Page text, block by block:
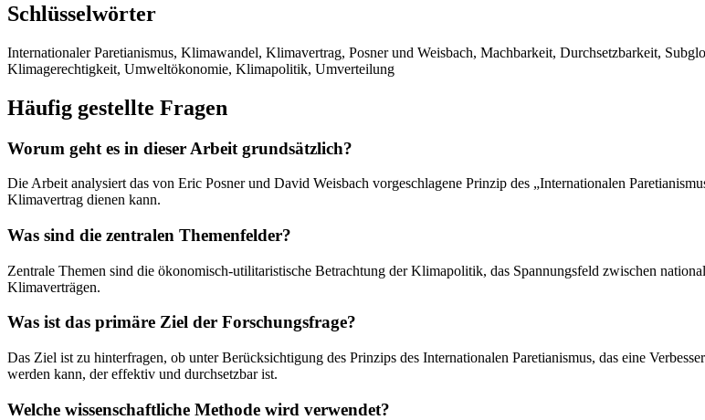
Schlüsselwörter
Internationaler Paretianismus, Klimawandel, Klimavertrag, Posner und Weisbach, Machbarkeit, Durchsetzbarkeit,
Klimagerechtigkeit, Umweltökonomie, Klimapolitik, Umverteilung
Häufig gestellte Fragen
Worum geht es in dieser Arbeit grundsätzlich?
Die Arbeit analysiert das von Eric Posner und David Weisbach vorgeschlagene Prinzip des „Internationalen
Klimavertrag dienen kann.
Was sind die zentralen Themenfelder?
Zentrale Themen sind die ökonomisch-utilitaristische Betrachtung der Klimapolitik, das Spannungsfeld zwischen
Klimaverträgen.
Was ist das primäre Ziel der Forschungsfrage?
Das Ziel ist zu hinterfragen, ob unter Berücksichtigung des Prinzips des Internationalen Paretianismus, das eine
werden kann, der effektiv und durchsetzbar ist.
Welche wissenschaftliche Methode wird verwendet?